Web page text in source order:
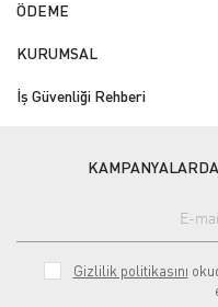
ÖDEME
KURUMSAL
İş Güvenliği Rehberi
Gizlilik politikasını